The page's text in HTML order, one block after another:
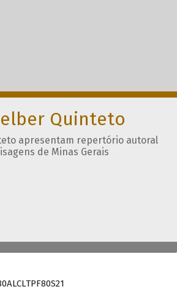
Quinteto
apresentam repertório autoral
de Minas Gerais